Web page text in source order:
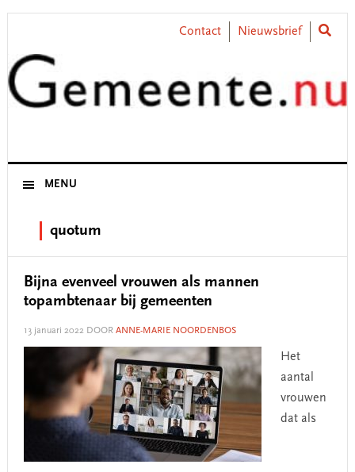
Skip
primary
navigation
Skip
content
Skip
primary
sidebar
Skip
footer
Contact Nieuwsbrief
MENU
quotum
Bijna evenveel vrouwen als mannen
topambtenaar bij gemeenten
13 januari 2022DOOR ANNE-MARIE NOORDENBOS
Het
aantal
vrouwen
dat als